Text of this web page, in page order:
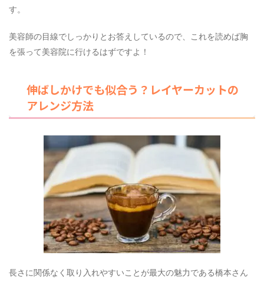
す。
美容師の目線でしっかりとお答えしているので、これを読めば胸
を張って美容院に行けるはずですよ！
伸ばしかけでも似合う？レイヤーカットの
アレンジ方法
長さに関係なく取り入れやすいことが最大の魅力である橋本さん